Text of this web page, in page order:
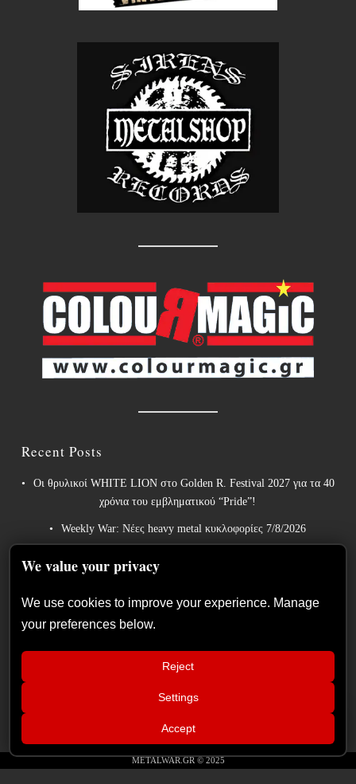
Recent Posts
Οι θρυλικοί WHITE LION στο Golden R. Festival 2027 για τα 40
χρόνια του εμβληματικού “Pride”!
Weekly War: Νέες heavy metal κυκλοφορίες 7/8/2026
Lost, Nevermore, Lamb of God και ένα ιδανικό φινάλε στο
Οι Γερμανοί πρωτοπόροι του συμφωνικού metal XANDRIA
Οι Wayfarer κυκλοφορούν νέο τραγούδι με τη συμμετοχή του
άλμπουμ.
METALWAR.GR © 2025
We value your privacy
We use cookies to improve your experience. Manage
your preferences below.
Reject
Settings
Accept
Καλεσμένοι οι PANIC ALARM